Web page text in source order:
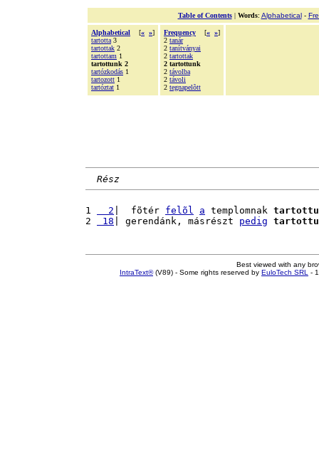
Table of Contents| Words: Alphabetical-
Alphabetical [« »]
tartotta 3
tartottak 2
tartottam 1
tartottunk 2
tartózkodás 1
tartozott 1
tartóztat 1
Frequency [« »]
2 tanár
2 tanítványai
2 tartottak
2 tartottunk
2 távolba
2 távoli
2 tegnapelõtt
Rész
1
  2
|  fõtér felõl a templomnak
2
18 | gerendánk, másrészt pedig
Best viewed with any
IntraText®(V89) - Some rights reserved by EuloTech SRL -